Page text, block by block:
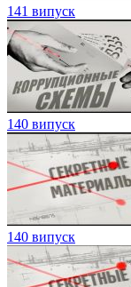
141 випуск
140 випуск
140 випуск